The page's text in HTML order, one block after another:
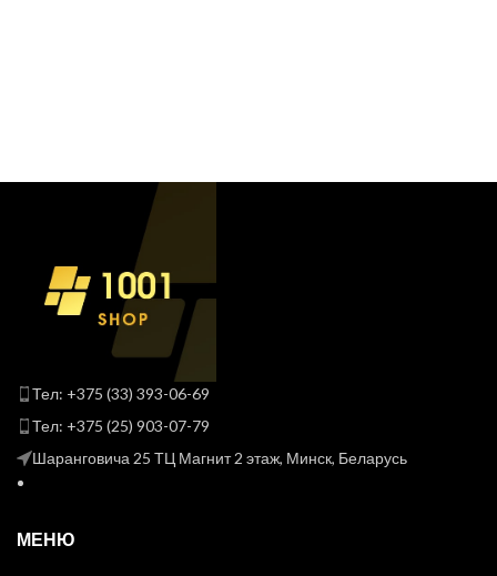
Тел: +375 (33) 393-06-69
Тел: +375 (25) 903-07-79
Шаранговича 25 ТЦ Магнит 2 этаж, Минск, Беларусь
МЕНЮ